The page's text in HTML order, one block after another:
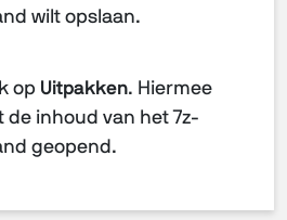
wilt opslaan.
op Uitpakken. Hiermee
de inhoud van het 7z-
geopend.